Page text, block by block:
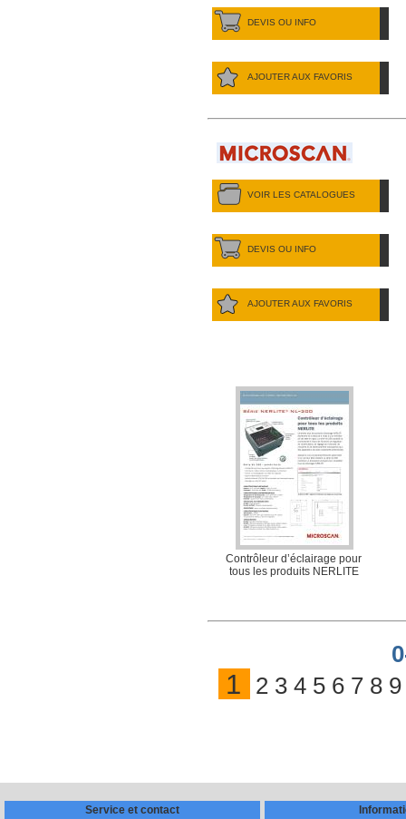
DEVIS OU INFO
AJOUTER AUX FAVORIS
VOIR LES CATALOGUES
DEVIS OU INFO
AJOUTER AUX FAVORIS
Contrôleur d’éclairage pour
tous les produits NERLITE
1 2 3 4 5 6 7 8 9
Service et contact